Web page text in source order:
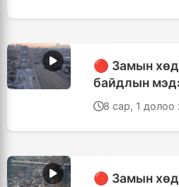
🔴 Замын
байдлын
8 сар, 1 долоо
🔴 Замын